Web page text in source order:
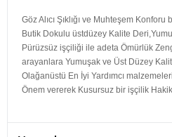
Göz Alıcı Şıklığı ve Muhteşem
Butik Dokulu üstdüzey Kalite
Pürüzsüz işçiliği ile adeta Ömürlük
arayanlara Yumuşak ve Üst Düzey
Olağanüstü En İyi Yardımcı
Önem vererek Kusursuz bir işçilik